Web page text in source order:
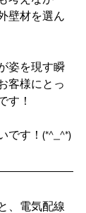
壁材を選ん
姿を現す瞬
客様にとっ
す！
です！(*^_^*)
、電気配線